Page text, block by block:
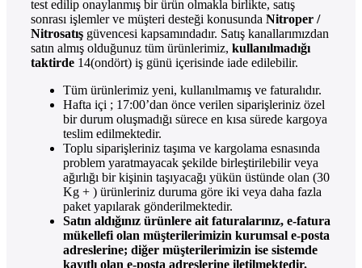
test edilip onaylanmış bir ürün olmakla birlikte, satış
sonrası işlemler ve müşteri desteği konusunda Nitroper /
Nitrosatış güvencesi kapsamındadır. Satış kanallarımızdan
satın almış olduğunuz tüm ürünlerimiz, kullanılmadığı
taktirde 14(ondört) iş günü içerisinde iade edilebilir.
Tüm ürünlerimiz yeni, kullanılmamış ve faturalıdır.
Hafta içi ; 17:00’dan önce verilen siparişleriniz özel
bir durum oluşmadığı sürece en kısa sürede kargoya
teslim edilmektedir.
Toplu siparişleriniz taşıma ve kargolama esnasında
problem yaratmayacak şekilde birleştirilebilir veya
ağırlığı bir kişinin taşıyacağı yükün üstünde olan (30
Kg + ) ürünleriniz duruma göre iki veya daha fazla
paket yapılarak gönderilmektedir.
Satın aldığınız ürünlere ait faturalarınız, e-fatura
mükellefi olan müşterilerimizin kurumsal e-posta
adreslerine; diğer müşterilerimizin ise sistemde
kayıtlı olan e-posta adreslerine iletilmektedir.